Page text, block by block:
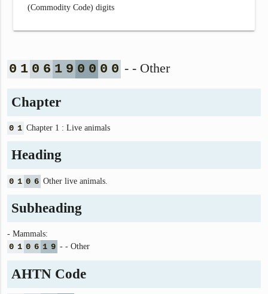
(Commodity Code) digits
0 1 0 6 1 9 0 0 0 0 - - Other
Chapter
0 1 Chapter 1 : Live animals
Heading
0 1 0 6 Other live animals.
Subheading
- Mammals:
0 1 0 6 1 9 - - Other
AHTN Code